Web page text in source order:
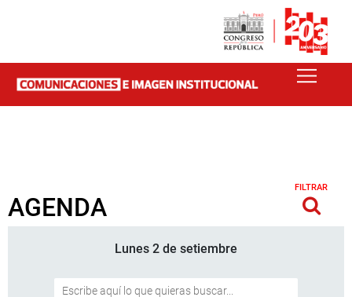
AGENDA
FILTRAR
Lunes 2 de setiembre